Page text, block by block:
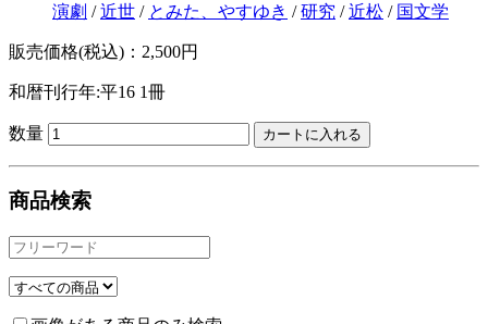
演劇 /近世 / とみた、やすゆき /研究 /近松 / 国文学
販売価格(税込)：2,500円
和暦刊行年:平16 1冊
数量
商品検索